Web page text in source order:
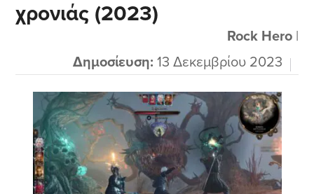
40000 για όσους ξέρουν και είναι πιστοί στην
σειρά, όπως και εγώ άλλωστε να μην
κρυβόμαστε, και...
χρονιάς (2023)
Rock Hero|
Δημοσίευση: 13 Δεκεμβρίου 2023